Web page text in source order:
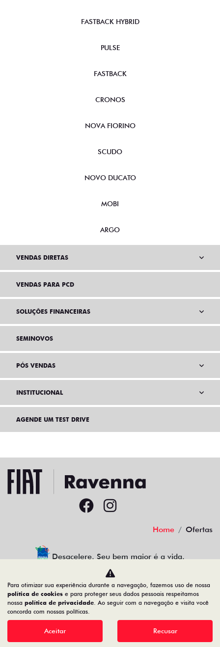
FASTBACK HYBRID
PULSE
FASTBACK
CRONOS
NOVA FIORINO
SCUDO
NOVO DUCATO
MOBI
ARGO
VENDAS DIRETAS
VENDAS PARA PCD
SOLUÇÕES FINANCEIRAS
SEMINOVOS
PÓS VENDAS
INSTITUCIONAL
AGENDE UM TEST DRIVE
Home Ofertas
Desacelere. Seu bem maior é a vida.
30.941.270/0002-49
Desenvolvido pela DEALERSPACE ® Direitos Reservados.
Para otimizar sua experiência durante a navegação, fazemos uso de nossa
política de cookies e para proteger seus dados pessoais respeitamos
nossa política de privacidade. Ao seguir com a navegação e visita você
concorda com nossas políticas.
Aceitar Recusar